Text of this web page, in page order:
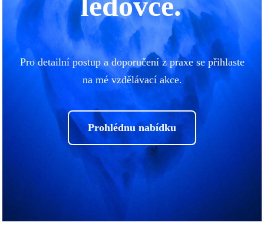
Pro detailní postup a doporučení z praxe se přihlaste
na mé vzdělávací akce.
Prohlédnu nabídku